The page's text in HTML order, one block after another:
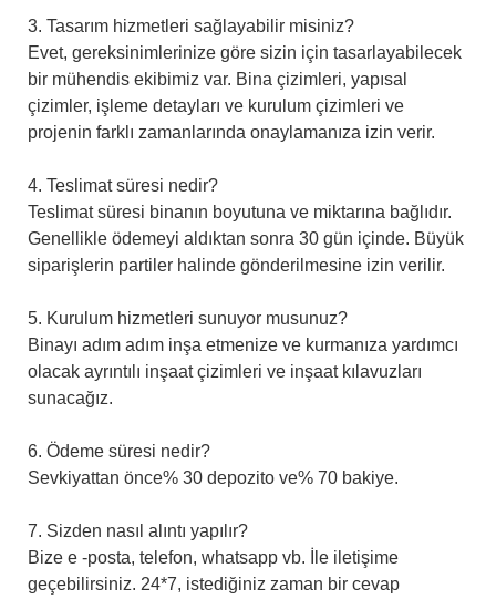
3. Tasarım hizmetleri sağlayabilir misiniz?
Evet, gereksinimlerinize göre sizin için tasarlayabilecek
bir mühendis ekibimiz var. Bina çizimleri, yapısal
çizimler, işleme detayları ve kurulum çizimleri ve
projenin farklı zamanlarında onaylamanıza izin verir.
4. Teslimat süresi nedir?
Teslimat süresi binanın boyutuna ve miktarına bağlıdır.
Genellikle ödemeyi aldıktan sonra 30 gün içinde. Büyük
siparişlerin partiler halinde gönderilmesine izin verilir.
5. Kurulum hizmetleri sunuyor musunuz?
Binayı adım adım inşa etmenize ve kurmanıza yardımcı
olacak ayrıntılı inşaat çizimleri ve inşaat kılavuzları
sunacağız.
6. Ödeme süresi nedir?
Sevkiyattan önce% 30 depozito ve% 70 bakiye.
7. Sizden nasıl alıntı yapılır?
Bize e -posta, telefon, whatsapp vb. İle iletişime
geçebilirsiniz. 24*7, istediğiniz zaman bir cevap